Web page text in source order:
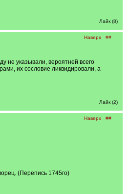
Лайк (8)
Наверх ##
не указывали, вероятней всего
их сословие ликвидировали, а
Лайк (2)
Наверх ##
(Перепись 1745го)